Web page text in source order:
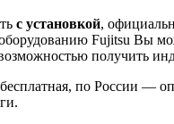
с установкой,
Fujitsu Вы
получить
по России —